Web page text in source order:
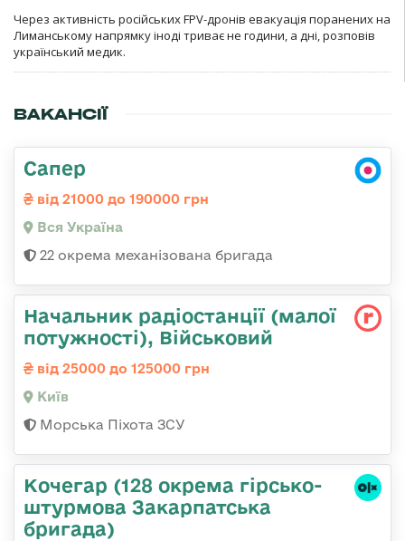
Через активність російських FPV-дронів евакуація поранених на
Лиманському напрямку іноді триває не години, а дні, розповів
український медик.
ВАКАНСІЇ
Сапер
від 21000 до 190000 грн
Вся Україна
22 окрема механізована бригада
Начальник радіостанції (малої
потужності), Військовий
від 25000 до 125000 грн
Київ
Морська Піхота ЗСУ
Кочегар (128 окрема гірсько-
штурмова Закарпатська
бригада)